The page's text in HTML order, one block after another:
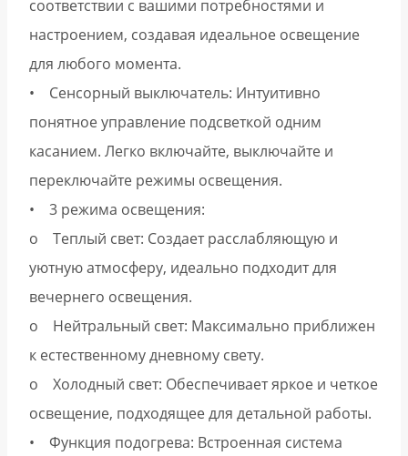
соответствии с вашими потребностями и
настроением, создавая идеальное освещение
для любого момента.
• Сенсорный выключатель: Интуитивно
понятное управление подсветкой одним
касанием. Легко включайте, выключайте и
переключайте режимы освещения.
• 3 режима освещения:
o Теплый свет: Создает расслабляющую и
уютную атмосферу, идеально подходит для
вечернего освещения.
o Нейтральный свет: Максимально приближен
к естественному дневному свету.
o Холодный свет: Обеспечивает яркое и четкое
освещение, подходящее для детальной работы.
• Функция подогрева: Встроенная система